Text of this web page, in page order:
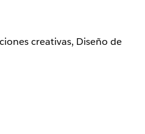
creativas, Diseño de